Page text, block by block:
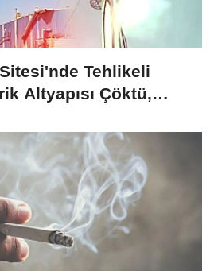
Tehlikeli
Altyapısı Çöktü,